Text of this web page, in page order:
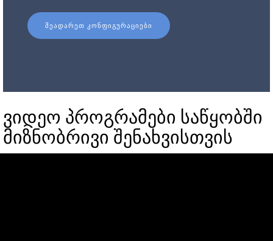
ᲨᲔᲐᲓᲐᲠᲔᲗ ᲙᲝᲜᲤᲘᲒᲣᲠᲐᲪᲘᲔᲑᲘ
ვიდეო პროგრამები საწყობში
მიზნობრივი შენახვისთვის